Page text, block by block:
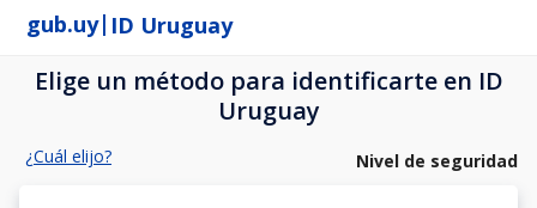
gub.uy| ID Uruguay
Elige un método para identificarte en ID
Uruguay
¿Cuál elijo? Nivel de seguridad